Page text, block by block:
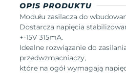
OPIS PRODUKTU
Modułu zasilacza do
Dostarcza napięcia
+-15V 315mA.
Idealne rozwiązanie do
przedwzmacniaczy,
które na ogół wymagają